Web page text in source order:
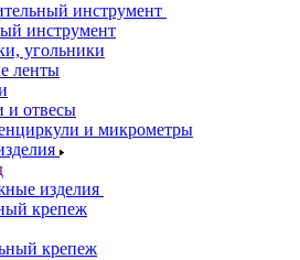
инструмент
инструмент
угольники
ленты
и отвесы
и микрометры
изделия
крепеж
крепеж